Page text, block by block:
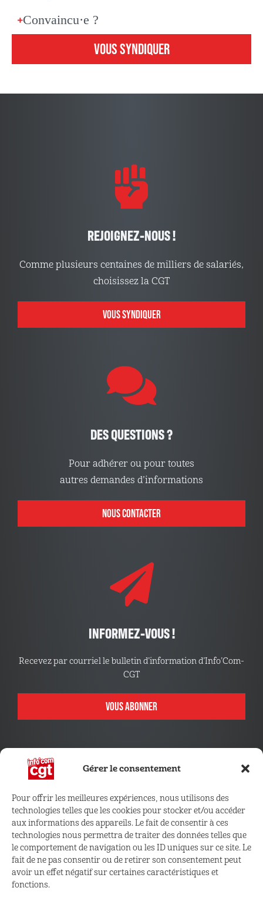
Gérer le consentement
Pour offrir les meilleures expériences, nous utilisons des
technologies telles que les cookies pour stocker et/ou accéder
aux informations des appareils. Le fait de consentir à ces
technologies nous permettra de traiter des données telles que
le comportement de navigation ou les ID uniques sur ce site. Le
fait de ne pas consentir ou de retirer son consentement peut
avoir un effet négatif sur certaines caractéristiques et
fonctions.
Convaincu·e ?
VOUS SYNDIQUER
REJOIGNEZ-NOUS !
Comme plusieurs centaines de milliers de salariés,
choisissez la CGT
VOUS SYNDIQUER
DES QUESTIONS ?
Pour adhérer ou pour toutes
autres demandes d’informations
NOUS CONTACTER
INFORMEZ-VOUS !
Recevez par courriel le bulletin d’information d’Info’Com-
CGT
VOUS ABONNER
CONNECTEZ VOUS !
Retrouvez les outils, infos et services qui vous sont
réservés